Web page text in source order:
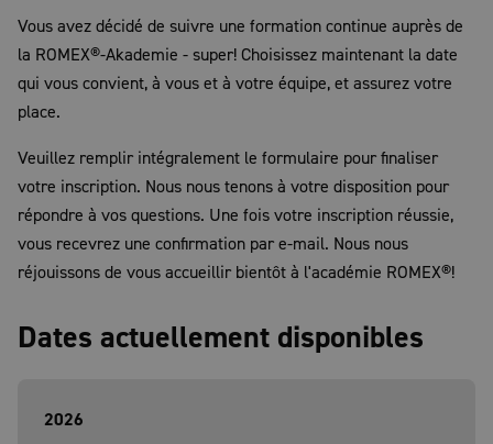
Vous avez décidé de suivre une formation continue auprès de
la ROMEX®-Akademie - super! Choisissez maintenant la date
qui vous convient, à vous et à votre équipe, et assurez votre
place.
Veuillez remplir intégralement le formulaire pour finaliser
votre inscription. Nous nous tenons à votre disposition pour
répondre à vos questions. Une fois votre inscription réussie,
vous recevrez une confirmation par e-mail. Nous nous
réjouissons de vous accueillir bientôt à l'académie ROMEX®!
Dates actuellement disponibles
2026